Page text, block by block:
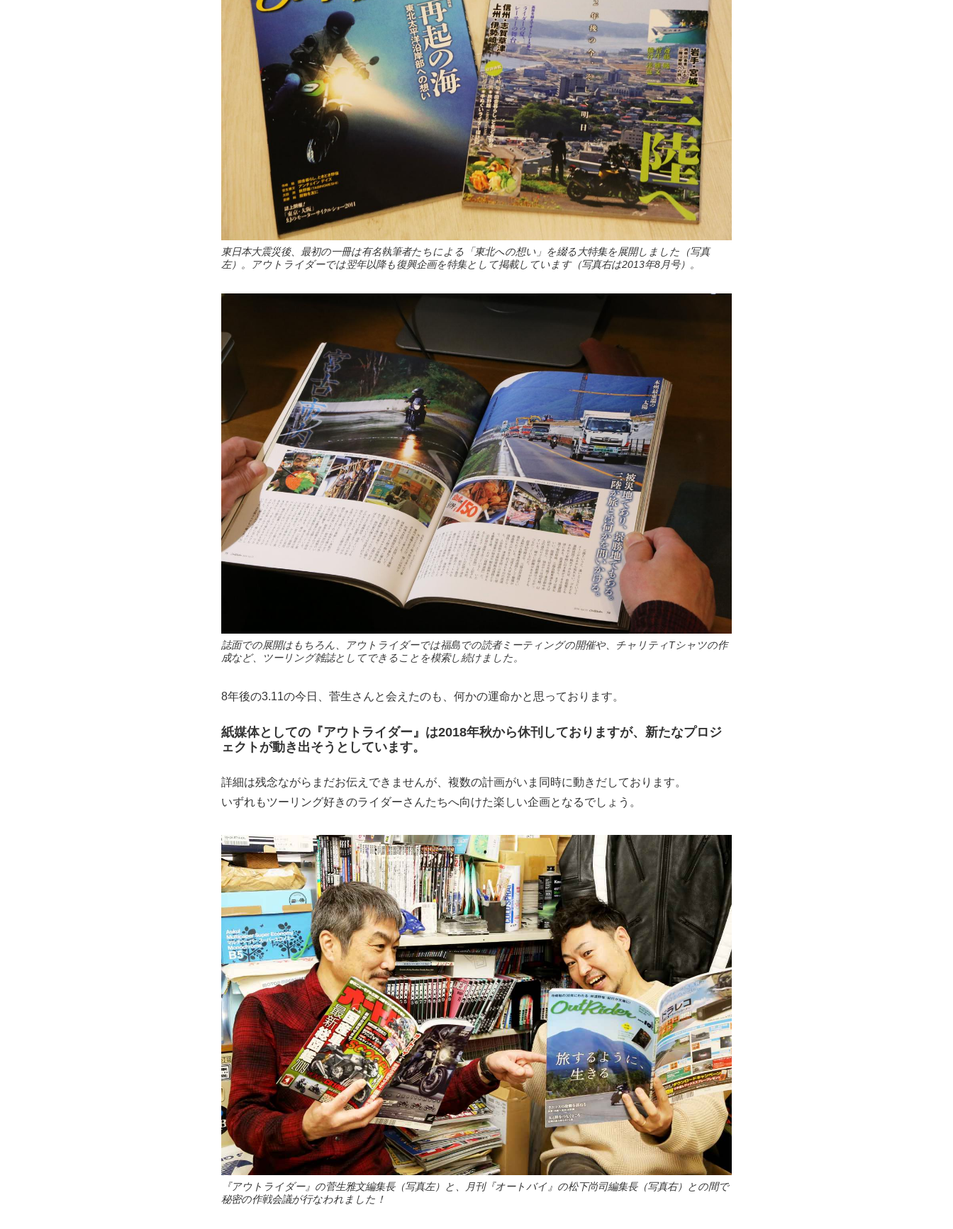
東日本大震災後、最初の一冊は有名執筆者たちによる「東北への想い」を綴る大特集を展開しました（写真
左）。アウトライダーでは翌年以降も復興企画を特集として掲載しています（写真右は2013年8月号）。
誌面での展開はもちろん、アウトライダーでは福島での読者ミーティングの開催や、チャリティTシャツの作
成など、ツーリング雑誌としてできることを模索し続けました。
8年後の3.11の今日、菅生さんと会えたのも、何かの運命かと思っております。
紙媒体としての『アウトライダー』は2018年秋から休刊しておりますが、新たなプロジ
ェクトが動き出そうとしています。
詳細は残念ながらまだお伝えできませんが、複数の計画がいま同時に動きだしております。
いずれもツーリング好きのライダーさんたちへ向けた楽しい企画となるでしょう。
『アウトライダー』の菅生雅文編集長（写真左）と、月刊『オートバイ』の松下尚司編集長（写真右）との間で
秘密の作戦会議が行なわれました！